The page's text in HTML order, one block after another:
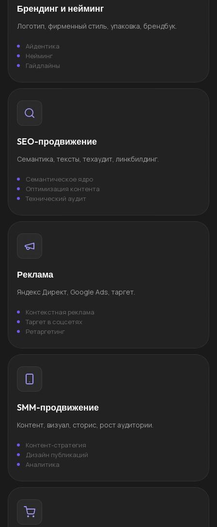
Брендинг и нейминг
Логотип, фирменный стиль, упаковка, брендбук.
Айдентика
Нейминг
Гайдлайны
SEO-продвижение
Семантика, тексты, техаудит, линкбилдинг.
Семантическое ядро
Оптимизация контента
Технический аудит
Реклама
Яндекс Директ, Google Ads, таргет.
Контекстная реклама
Таргет в соцсетях
Ретаргетинг
SMM-продвижение
Контент, визуал, сторис, рост аудитории.
Контент-стратегия
Дизайн публикаций
Аналитика